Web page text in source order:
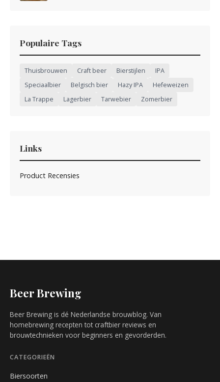
Populaire Tags
Thuisbrouwen Craft beer Bierstijlen
IPA
Speciaalbier
Belgisch bier Hazy IPA
Hefeweizen
La Trappe
Lagerbier Tarwebier Zomerbier
Links
Product Recensies
Beer Brewing
Beer Brewing is dé Nederlandse brouwblog. Van
homebrewing recepten tot craftbier reviews en
brouwtechnieken voor beginners en gevorderden.
CATEGORIEËN
Biersoorten